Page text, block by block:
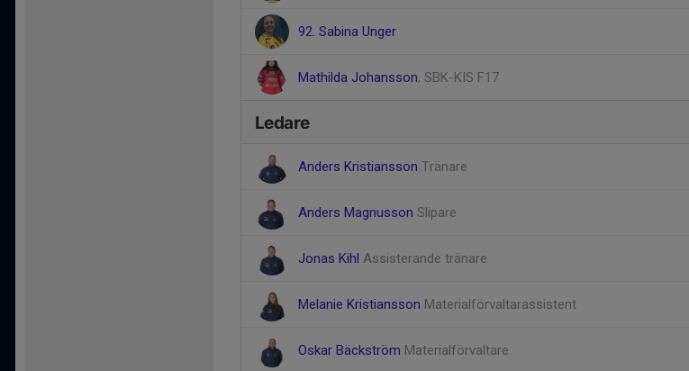
92. Sabina Unger
Mathilda Johansson, SBK-KIS F17
Ledare
Anders Kristiansson Tränare
Anders Magnusson Slipare
Jonas Kihl Assisterande tränare
Melanie Kristiansson Materialförvaltarassistent
Oskar Bäckström Materialförvaltare